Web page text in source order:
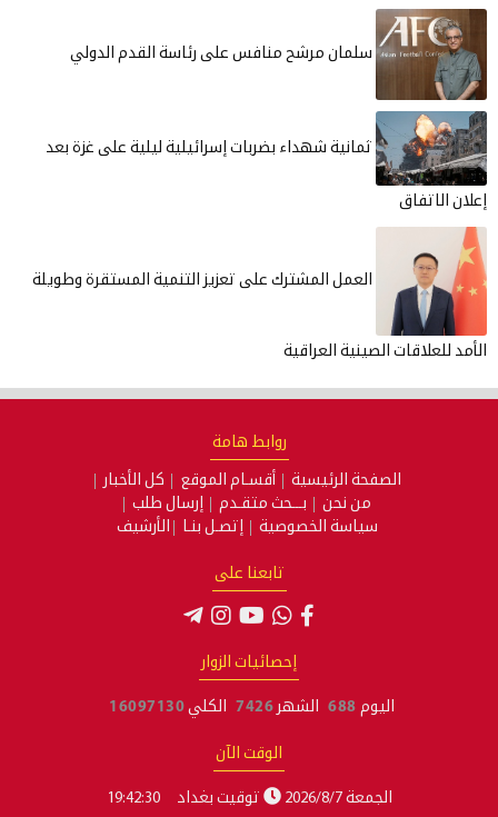
سلمان مرشح منافس على رئاسة القدم الدولي
ثمانية شهداء بضربات إسرائيلية ليلية على غزة بعد
إعلان الاتفاق
العمل المشترك على تعزيز التنمية المستقرة وطويلة
الأمد للعلاقات الصينية العراقية
روابط هامة
الصفحة الرئيسية أقسـام الموقع
كل الأخبار
من نحن
بـــحث متقـدم
إرسال طلب
سياسة الخصوصية
إتصـل بنـا الأرشيف
تابعنا على
إحصائيات الزوار
اليوم 688 الشهر 7426 الكلي 16097130
الوقت الآن
الجمعة 2026/8/7 توقيت بغداد 19:42:31